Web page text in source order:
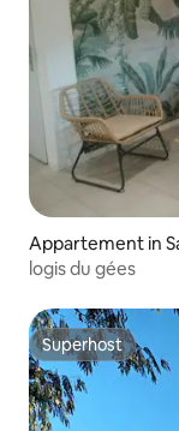
Appartement in
logis du gées
Superhost
Superhost